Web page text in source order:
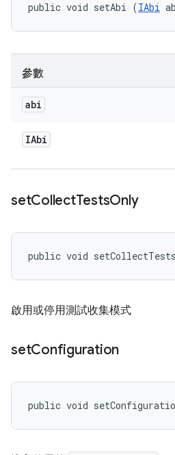
public void setAbi (IAbi
參數
abi
IAbi
setCollectTestsOnly
public void
啟用或停用測試收集模式
setConfiguration
public void